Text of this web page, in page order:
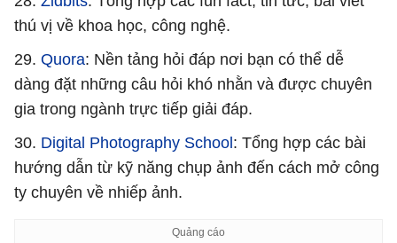
thú vị về khoa học, công nghệ.
29. Quora: Nền tảng hỏi đáp nơi bạn có thể dễ
dàng đặt những câu hỏi khó nhằn và được chuyên
gia trong ngành trực tiếp giải đáp.
30. Digital Photography School: Tổng hợp các bài
hướng dẫn từ kỹ năng chụp ảnh đến cách mở công
ty chuyên về nhiếp ảnh.